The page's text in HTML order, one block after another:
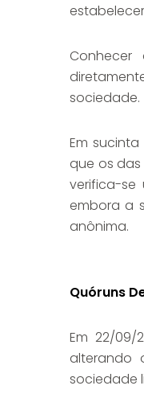
sociedade.
Em
que os das
verifica-se
embora a
anônima.
Quóruns
Em 22/09/
alterando
sociedade